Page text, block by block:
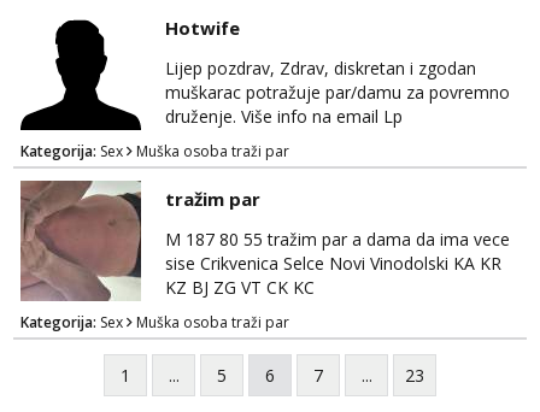
Idealno ne nešto jednokratno već
dogovoreno i na dulje vrijeme. Malo jesam
sramežljiva ali potrudit ću se da budeš
zadovoljan i da imaš nekog za svakodn...
Hotwife
Lijep pozdrav, Zdrav, diskretan i zgodan
muškarac potražuje par/damu za povremno
druženje. Više info na email Lp
Kategorija: Sex Muška osoba traži par
tražim par
M 187 80 55 tražim par a dama da ima vece
sise Crikvenica Selce Novi Vinodolski KA KR
KZ BJ ZG VT CK KC
Kategorija: Sex Muška osoba traži par
1 ... 5 6 7 ... 23